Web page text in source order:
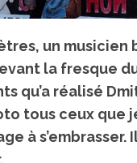
un musicien
la fresque
qu’a réalisé
tous ceux que
à s’embrasser.